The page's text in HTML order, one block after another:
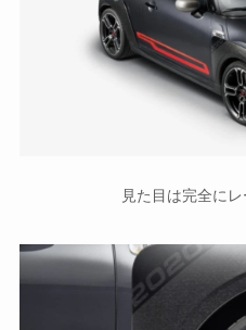
見た目は完全にレ